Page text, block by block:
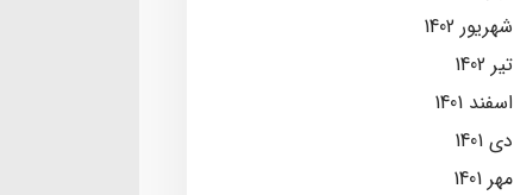
شهریور 1402
تير 1402
اسفند 1401
دی 1401
مهر 1401